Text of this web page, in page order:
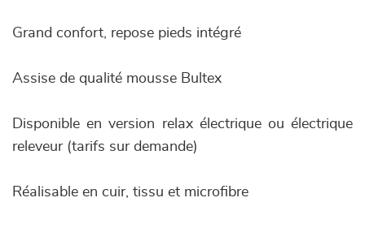
Grand confort, repose pieds intégré
Assise de qualité mousse Bultex
Disponible en version relax électrique ou électrique
releveur (tarifs sur demande)
Réalisable en cuir, tissu et microfibre